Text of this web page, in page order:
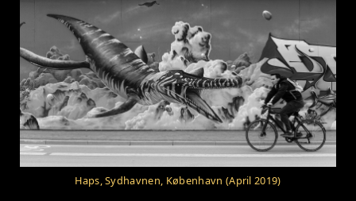
Haps, Sydhavnen, København (April 2019)